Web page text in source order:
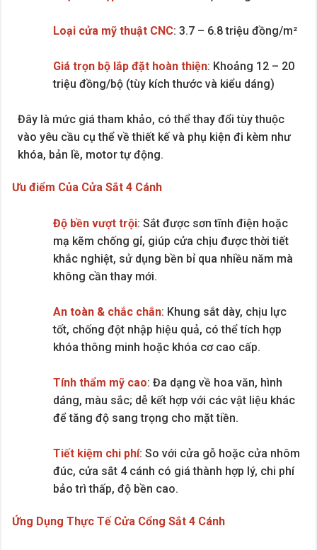
Loại cửa mỹ thuật CNC: 3.7 – 6.8 triệu đồng/m²
Giá trọn bộ lắp đặt hoàn thiện: Khoảng 12 – 20
triệu đồng/bộ (tùy kích thước và kiểu dáng)
Đây là mức giá tham khảo, có thể thay đổi tùy thuộc
vào yêu cầu cụ thể về thiết kế và phụ kiện đi kèm như
khóa, bản lề, motor tự động.
Ưu điểm Của Cửa Sắt 4 Cánh
Độ bền vượt trội: Sắt được sơn tĩnh điện hoặc
mạ kẽm chống gỉ, giúp cửa chịu được thời tiết
khắc nghiệt, sử dụng bền bỉ qua nhiều năm mà
không cần thay mới.
An toàn & chắc chắn: Khung sắt dày, chịu lực
tốt, chống đột nhập hiệu quả, có thể tích hợp
khóa thông minh hoặc khóa cơ cao cấp.
Tính thẩm mỹ cao: Đa dạng về hoa văn, hình
dáng, màu sắc; dễ kết hợp với các vật liệu khác
để tăng độ sang trọng cho mặt tiền.
Tiết kiệm chi phí: So với cửa gỗ hoặc cửa nhôm
đúc, cửa sắt 4 cánh có giá thành hợp lý, chi phí
bảo trì thấp, độ bền cao.
Ứng Dụng Thực Tế Cửa Cổng Sắt 4 Cánh